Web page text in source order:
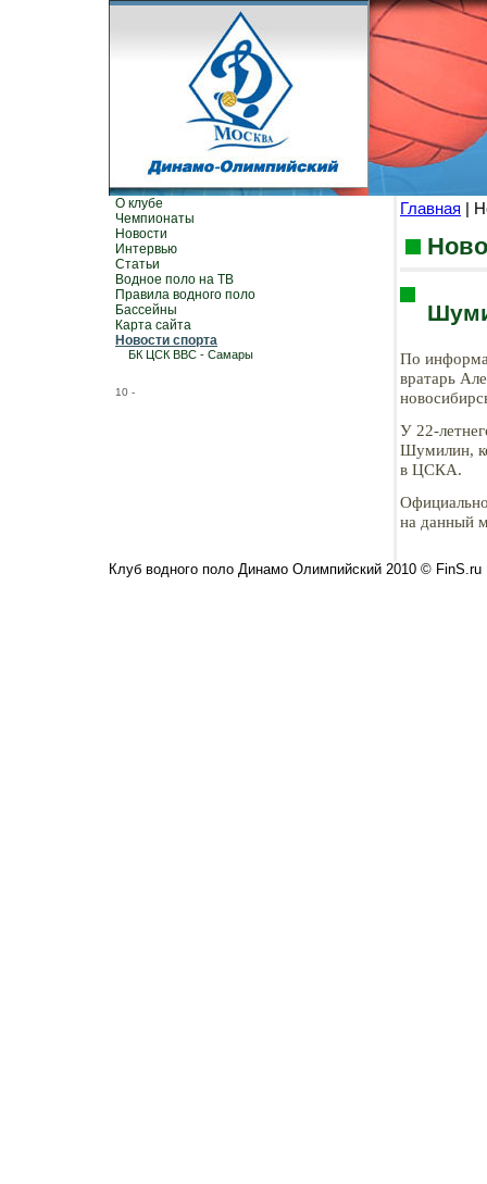
О клубе
Чемпионаты
Новости
Интервью
Статьи
Водное поло на ТВ
Правила водного поло
Бассейны
Карта сайта
Новости спорта
БК ЦСК ВВС - Самары
10 -
Главная |
По
вратарь
У 22-
Шумилин,
в ЦСКА.
на данный
Клуб водного поло Динамо Олимпийский 2010 © FinS.ru